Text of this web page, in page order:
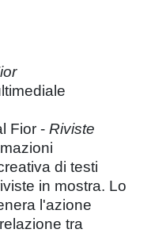
Fior - Riviste
di testi
in mostra. Lo
l'azione
tra